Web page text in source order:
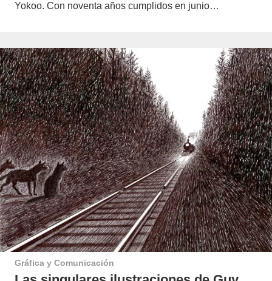
Yokoo. Con noventa años cumplidos en junio…
Gráfica y Comunicación